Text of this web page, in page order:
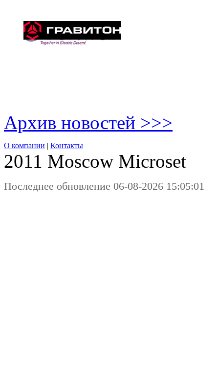
Архив новостей >>>
О компании | Контакты
2011 Moscow Microset
Последнее обновление 06-08-2026 15:05:01